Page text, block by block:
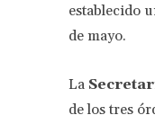
establecido
de mayo.
La
de los tres